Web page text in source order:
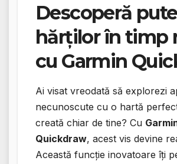
Descoperă
hărților în timp
cu Garmin
Ai visat vreodată să explorezi
necunoscute cu o hartă
creată chiar de tine? Cu
Quickdraw, acest vis devine
Această funcție inovatoare îți